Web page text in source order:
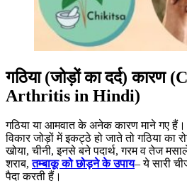
गठिया (जोड़ों का दर्द) कारण
Arthritis in Hindi)
गठिया या आमवात के अनेक कारण माने गए
विकार जोड़ों में इकट्ठे हो जाते तो गठिया का
खोया, चीनी, इनसे बने पदार्थ, गरम व तेज
शराब,तम्बाकू को छोड़ने के उपाय– ये सारी
पैदा करती हैं।